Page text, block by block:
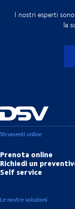
I nostri esperti
la
Strumenti online
Prenota online
Richiedi un
Self service
Le nostre soluzioni